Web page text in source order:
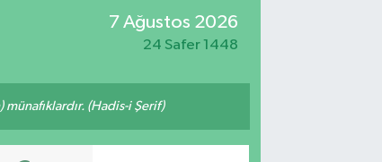
7 Ağustos 2026
24 Safer 1448
(Hadis-i Şerif)